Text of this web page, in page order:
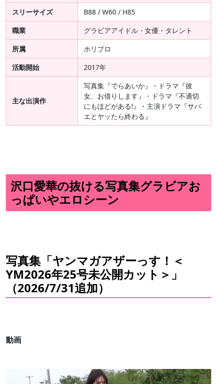
スリーサイズ
B88 / W60 / H85
職業
グラビアアイドル・女優・タレント
所属
ホリプロ
活動開始
2017年
主な出演作
写真集『でらあいか』・ドラマ『彼
女、お借りします』・ドラマ『不適切
にもほどがある!』・主演ドラマ『サバ
エとヤッたら終わる』
沢口愛華の抜ける写真集グラビアお
っぱいやエロシーン
写真集「ヤンマガアザーっす！＜
YM2026年25号未公開カット＞」
（2026/7/31追加）
動画